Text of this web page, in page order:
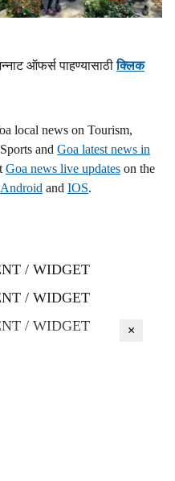
ऑफर्स पाहण्यासाठीक्लिक
local news on Tourism,
and Goa latest news in
Goa news live updates on the
Android and IOS.
/ WIDGET
/ WIDGET
/ WIDGET
×